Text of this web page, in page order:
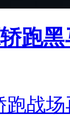
跑
跑战